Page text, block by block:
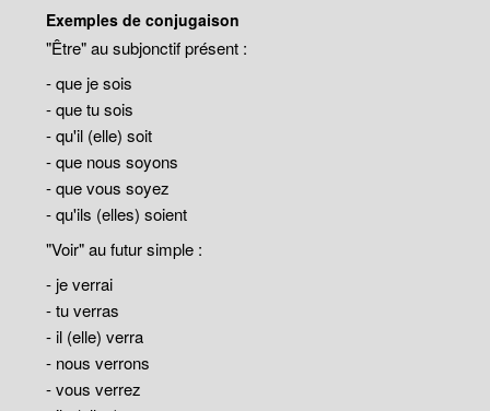
Exemples de conjugaison
"Être" au subjonctif présent :
- que je sois
- que tu sois
- qu'il (elle) soit
- que nous soyons
- que vous soyez
- qu'ils (elles) soient
"Voir" au futur simple :
- je verrai
- tu verras
- il (elle) verra
- nous verrons
- vous verrez